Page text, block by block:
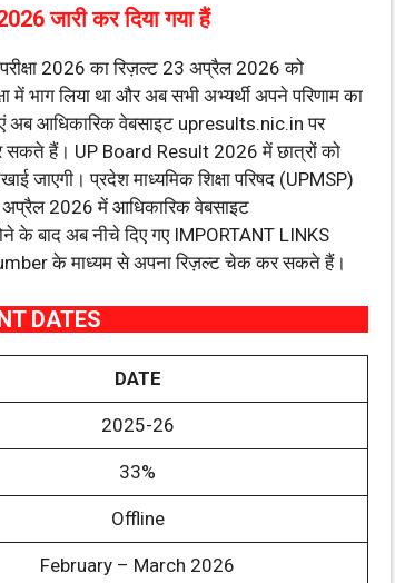
जारी कर दिया गया हैं
2026 का रिज़ल्ट 23 अप्रैल 2026 को
में भाग लिया था और अब सभी अभ्यर्थी अपने परिणाम का
अब आधिकारिक वेबसाइट upresults.nic.in पर
हैं। UP Board Result 2026 में छात्रों को
प्रदेश माध्यमिक शिक्षा परिषद (UPMSP)
अप्रैल 2026 में आधिकारिक वेबसाइट
के बाद अब नीचे दिए गए IMPORTANT LINKS
के माध्यम से अपना रिज़ल्ट चेक कर सकते हैं।
DATES
DATE
2025-26
33%
Offline
February – March 2026